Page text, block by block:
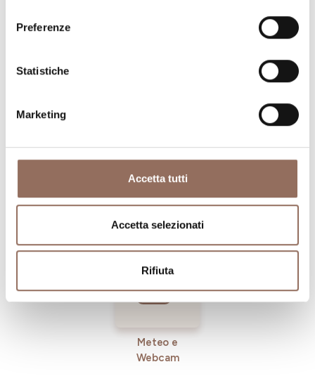
Preferenze
Statistiche
Marketing
Accetta tutti
Accetta selezionati
Rifiuta
Dove dormire Dove mangiare
Operatori
Meteo e
Webcam